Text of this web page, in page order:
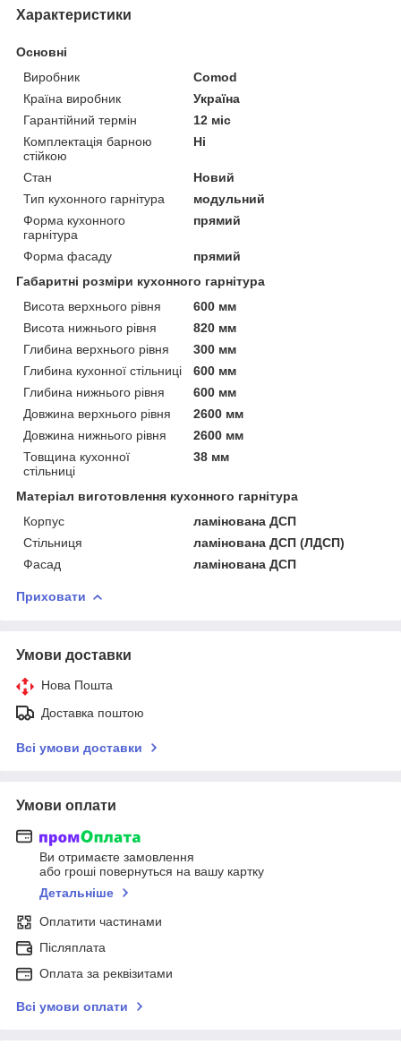
Характеристики
Основні
Виробник
Comod
Країна виробник
Україна
Гарантійний термін
12 міс
Комплектація барною
стійкою
Ні
Стан
Новий
Тип кухонного гарнітура
модульний
Форма кухонного
гарнітура
прямий
Форма фасаду
прямий
Габаритні розміри кухонного гарнітура
Висота верхнього рівня
600 мм
Висота нижнього рівня
820 мм
Глибина верхнього рівня
300 мм
Глибина кухонної стільниці
600 мм
Глибина нижнього рівня
600 мм
Довжина верхнього рівня
2600 мм
Довжина нижнього рівня
2600 мм
Товщина кухонної
стільниці
38 мм
Матеріал виготовлення кухонного гарнітура
Корпус
ламінована ДСП
Стільниця
ламінована ДСП (ЛДСП)
Фасад
ламінована ДСП
Приховати
Умови доставки
Нова Пошта
Доставка поштою
Всі умови доставки
Умови оплати
Ви отримаєте замовлення
або гроші повернуться на вашу картку
Детальніше
Оплатити частинами
Післяплата
Оплата за реквізитами
Всі умови оплати